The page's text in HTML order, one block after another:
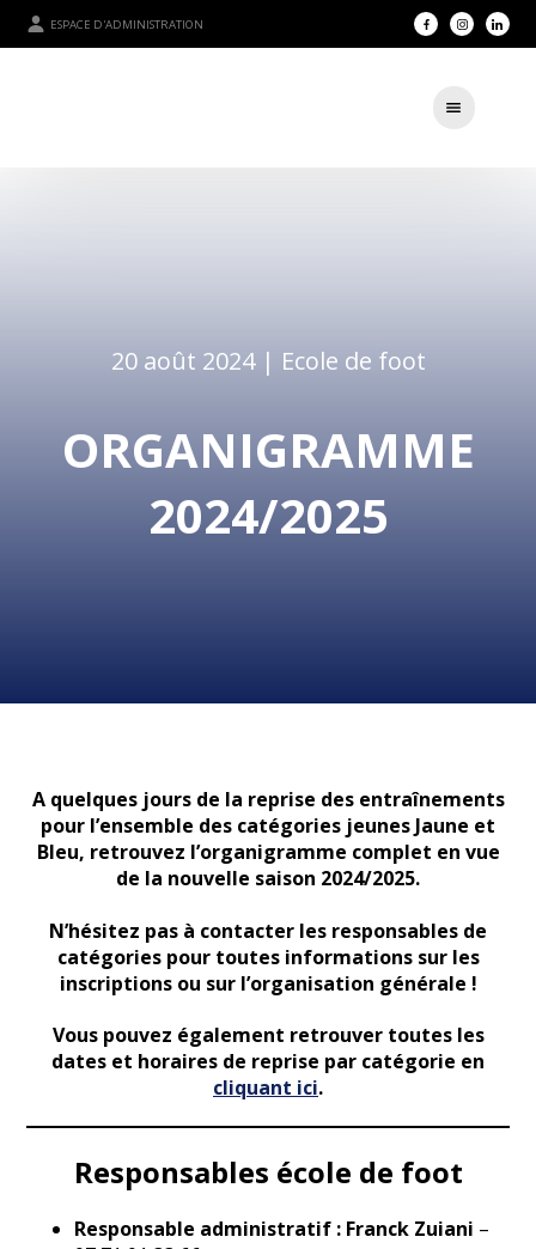
ESPACE D'ADMINISTRATION
20 août 2024 | Ecole de foot
ORGANIGRAMME
2024/2025
A quelques jours de la reprise des entraînements
pour l’ensemble des catégories jeunes Jaune et
Bleu, retrouvez l’organigramme complet en vue
de la nouvelle saison 2024/2025.
N’hésitez pas à contacter les responsables de
catégories pour toutes informations sur les
inscriptions ou sur l’organisation générale !
Vous pouvez également retrouver toutes les
dates et horaires de reprise par catégorie en
cliquant ici.
Responsables école de foot
Responsable administratif : Franck Zuiani –